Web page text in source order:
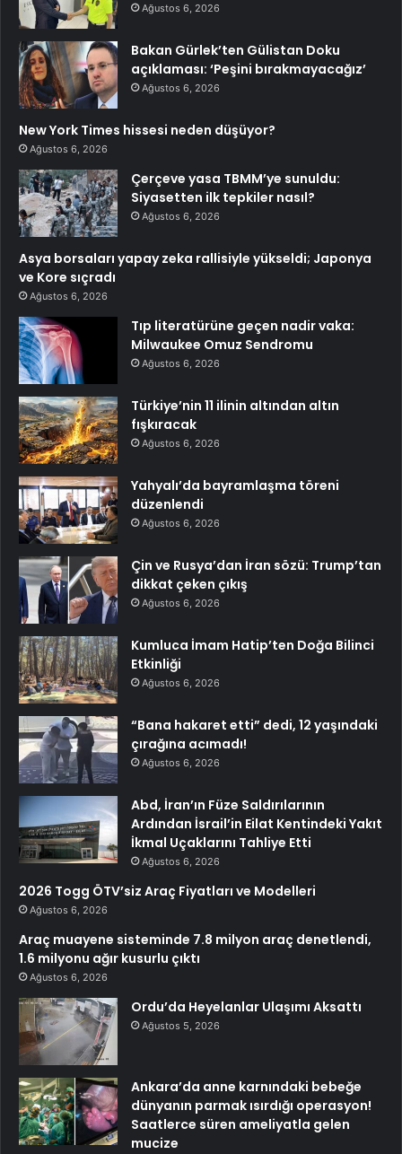
Ağustos 6, 2026
Bakan Gürlek’ten Gülistan Doku
açıklaması: ‘Peşini bırakmayacağız’
Ağustos 6, 2026
New York Times hissesi neden düşüyor?
Ağustos 6, 2026
Çerçeve yasa TBMM’ye sunuldu:
Siyasetten ilk tepkiler nasıl?
Ağustos 6, 2026
Asya borsaları yapay zeka rallisiyle yükseldi; Japonya
ve Kore sıçradı
Ağustos 6, 2026
Tıp literatürüne geçen nadir vaka:
Milwaukee Omuz Sendromu
Ağustos 6, 2026
Türkiye’nin 11 ilinin altından altın
fışkıracak
Ağustos 6, 2026
Yahyalı’da bayramlaşma töreni
düzenlendi
Ağustos 6, 2026
Çin ve Rusya’dan İran sözü: Trump’tan
dikkat çeken çıkış
Ağustos 6, 2026
Kumluca İmam Hatip’ten Doğa Bilinci
Etkinliği
Ağustos 6, 2026
“Bana hakaret etti” dedi, 12 yaşındaki
çırağına acımadı!
Ağustos 6, 2026
Abd, İran’ın Füze Saldırılarının
Ardından İsrail’in Eilat Kentindeki Yakıt
İkmal Uçaklarını Tahliye Etti
Ağustos 6, 2026
2026 Togg ÖTV’siz Araç Fiyatları ve Modelleri
Ağustos 6, 2026
Araç muayene sisteminde 7.8 milyon araç denetlendi,
1.6 milyonu ağır kusurlu çıktı
Ağustos 6, 2026
Ordu’da Heyelanlar Ulaşımı Aksattı
Ağustos 5, 2026
Ankara’da anne karnındaki bebeğe
dünyanın parmak ısırdığı operasyon!
Saatlerce süren ameliyatla gelen
mucize